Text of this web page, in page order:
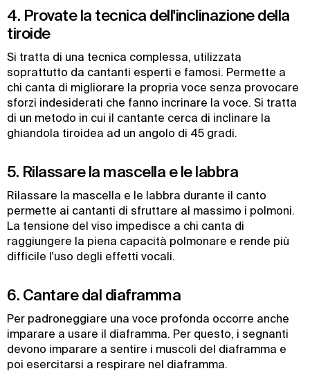
4. Provate la tecnica dell'inclinazione della
tiroide
Si tratta di una tecnica complessa, utilizzata
soprattutto da cantanti esperti e famosi. Permette a
chi canta di migliorare la propria voce senza provocare
sforzi indesiderati che fanno incrinare la voce. Si tratta
di un metodo in cui il cantante cerca di inclinare la
ghiandola tiroidea ad un angolo di 45 gradi.
5. Rilassare la mascella e le labbra
Rilassare la mascella e le labbra durante il canto
permette ai cantanti di sfruttare al massimo i polmoni.
La tensione del viso impedisce a chi canta di
raggiungere la piena capacità polmonare e rende più
difficile l'uso degli effetti vocali.
6. Cantare dal diaframma
Per padroneggiare una voce profonda occorre anche
imparare a usare il diaframma. Per questo, i segnanti
devono imparare a sentire i muscoli del diaframma e
poi esercitarsi a respirare nel diaframma.